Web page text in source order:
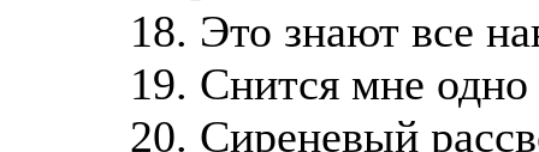
18. Это знают все
19. Снится мне
20. Сиреневый